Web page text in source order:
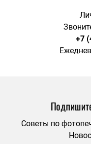
+7
Советы по